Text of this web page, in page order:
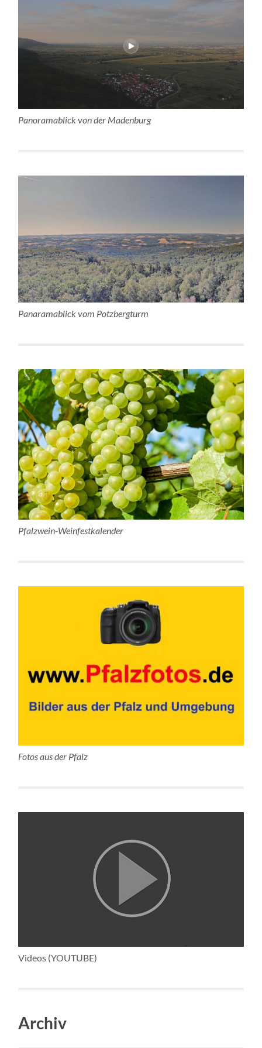
Panoramablick von der Madenburg
Panaramablick vom Potzbergturm
Pfalzwein-Weinfestkalender
Fotos aus der Pfalz
Videos (YOUTUBE)
Archiv